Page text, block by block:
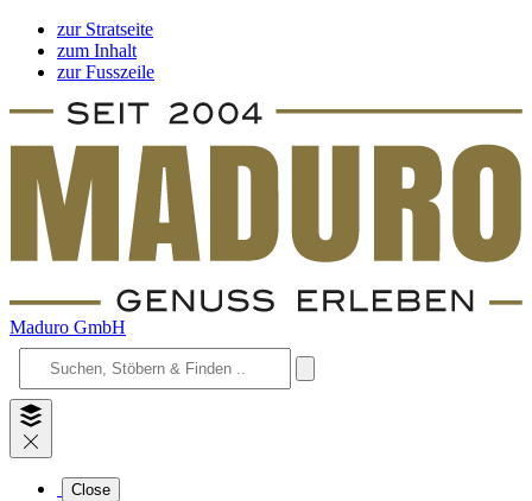
zur Stratseite
zum Inhalt
zur Fusszeile
Maduro GmbH
Close